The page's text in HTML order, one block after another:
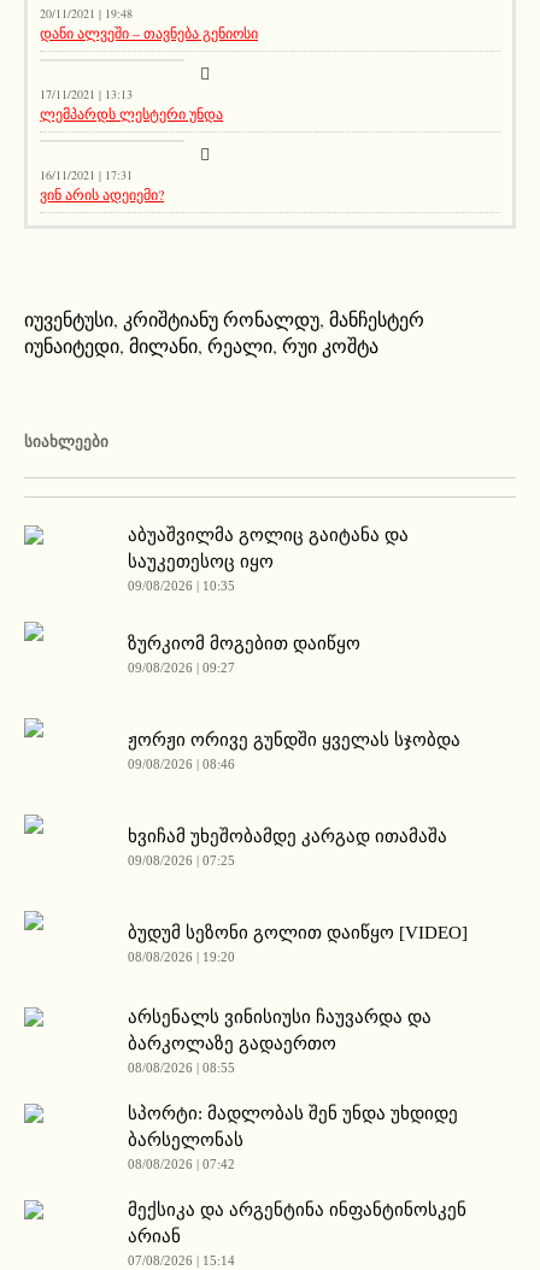
20/11/2021 | 19:48
დანი ალვეში – თავნება გენიოსი
აქეთურ-იქითური
17/11/2021 | 13:13
ლემპარდს ლესტერი უნდა
აქეთურ-იქითური
16/11/2021 | 17:31
ვინ არის ადეიემი?
იუვენტუსი, კრიშტიანუ რონალდუ, მანჩესტერ
იუნაიტედი, მილანი, რეალი, რუი კოშტა
ᲡᲘᲐᲮᲚᲔᲔᲑᲘ
აბუაშვილმა გოლიც გაიტანა და
საუკეთესოც იყო
09/08/2026 | 10:35
ზურკიომ მოგებით დაიწყო
09/08/2026 | 09:27
ჟორჟი ორივე გუნდში ყველას სჯობდა
09/08/2026 | 08:46
ხვიჩამ უხეშობამდე კარგად ითამაშა
09/08/2026 | 07:25
ბუდუმ სეზონი გოლით დაიწყო [VIDEO]
08/08/2026 | 19:20
არსენალს ვინისიუსი ჩაუვარდა და
ბარკოლაზე გადაერთო
08/08/2026 | 08:55
სპორტი: მადლობას შენ უნდა უხდიდე
ბარსელონას
08/08/2026 | 07:42
მექსიკა და არგენტინა ინფანტინოსკენ
არიან
07/08/2026 | 15:14